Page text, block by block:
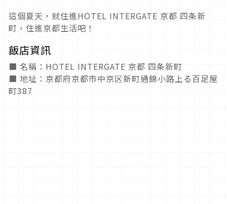
這個夏天，就住進HOTEL INTERGATE 京都 四条新
町，住進京都生活吧！
飯店資訊
■ 名稱：HOTEL INTERGATE 京都 四条新町
■ 地址：京都府京都市中京区新町通錦小路上る百足屋
町387